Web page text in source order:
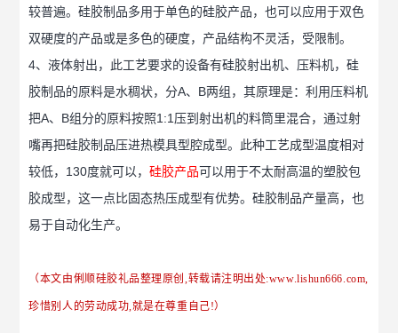
较普遍。硅胶制品多用于单色的硅胶产品，也可以应用于双色
双硬度的产品或是多色的硬度，产品结构不灵活，受限制。
4、液体射出，此工艺要求的设备有硅胶射出机、压料机，硅
胶制品的原料是水稠状，分A、B两组，其原理是：利用压料机
把A、B组分的原料按照1:1压到射出机的料筒里混合，通过射
嘴再把硅胶制品压进热模具型腔成型。此种工艺成型温度相对
较低，130度就可以，硅胶产品可以用于不太耐高温的塑胶包
胶成型，这一点比固态热压成型有优势。硅胶制品产量高，也
易于自动化生产。
（本文由俐顺硅胶礼品整理原创,转载请注明出处:www.lishun666.com,
珍惜别人的劳动成功,就是在尊重自己!）